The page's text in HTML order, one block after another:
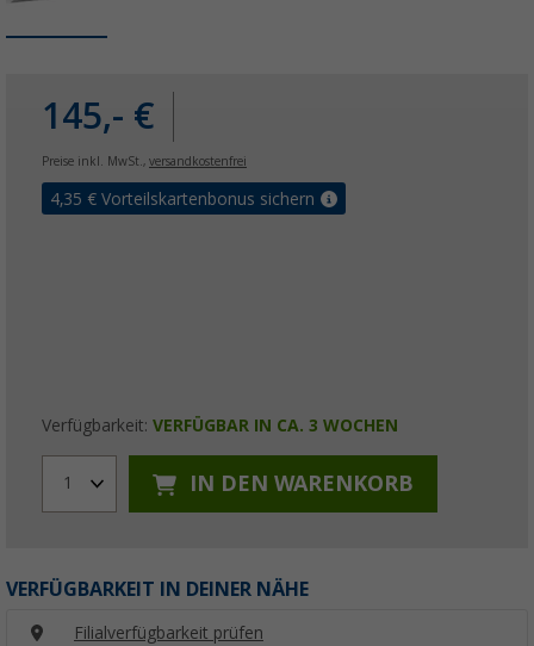
145,- €
Preise inkl. MwSt., versandkostenfrei
4,35 € Vorteilskartenbonus sichern
Verfügbarkeit: VERFÜGBAR IN CA. 3 WOCHEN
1 IN DEN WARENKORB
VERFÜGBARKEIT IN DEINER NÄHE
Filialverfügbarkeit prüfen